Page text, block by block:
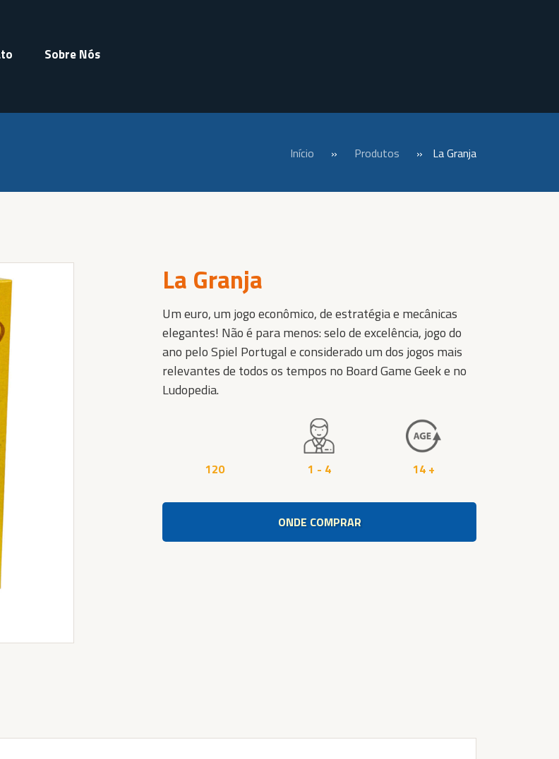
Sobre Nós
Início » Produtos » La Granja
La Granja
Um euro, um jogo econômico, de estratégia e mecânicas
elegantes! Não é para menos: selo de excelência, jogo do
ano pelo Spiel Portugal e considerado um dos jogos mais
relevantes de todos os tempos no Board Game Geek e no
Ludopedia.
120 1 - 4 14 +
ONDE COMPRAR